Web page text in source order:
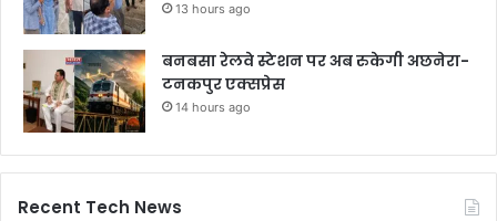
13 hours ago
बनबसा रेलवे स्टेशन पर अब रुकेगी अछनेरा-
टनकपुर एक्सप्रेस
14 hours ago
Recent Tech News